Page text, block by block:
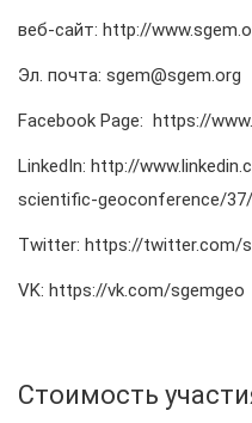
веб-сайт: http://
Эл. почта: sgem@sgem.org
Facebook Page: https://
LinkedIn: http://
scientific-geoconference/
Twitter: https://twitter.com/
VK: https://vk.com/sgemgeo
Стоимость